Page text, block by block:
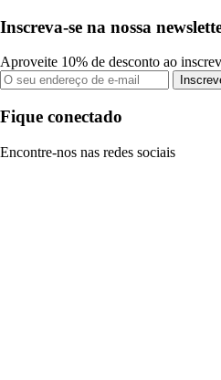
Inscreva-se na nossa
Aproveite 10% de desconto ao
Fique conectado
Encontre-nos nas redes sociais